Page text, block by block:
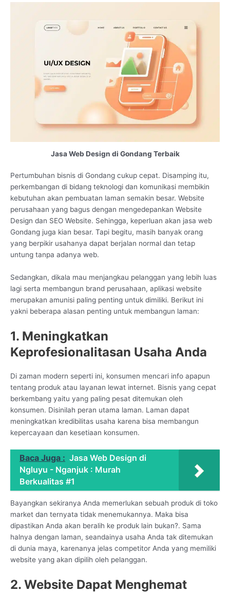
Jasa Web Design di Gondang Terbaik
Pertumbuhan bisnis di Gondang cukup cepat. Disamping itu,
perkembangan di bidang teknologi dan komunikasi membikin
kebutuhan akan pembuatan laman semakin besar. Website
perusahaan yang bagus dengan mengedepankan Website
Design dan SEO Website. Sehingga, keperluan akan jasa web
Gondang juga kian besar. Tapi begitu, masih banyak orang
yang berpikir usahanya dapat berjalan normal dan tetap
untung tanpa adanya web.
Sedangkan, dikala mau menjangkau pelanggan yang lebih luas
lagi serta membangun brand perusahaan, aplikasi website
merupakan amunisi paling penting untuk dimiliki. Berikut ini
yakni beberapa alasan penting untuk membangun laman:
1. Meningkatkan
Keprofesionalitasan Usaha Anda
Di zaman modern seperti ini, konsumen mencari info apapun
tentang produk atau layanan lewat internet. Bisnis yang cepat
berkembang yaitu yang paling pesat ditemukan oleh
konsumen. Disinilah peran utama laman. Laman dapat
meningkatkan kredibilitas usaha karena bisa membangun
kepercayaan dan kesetiaan konsumen.
Baca Juga : Jasa Web Design di
Ngluyu - Nganjuk : Murah
Berkualitas #1
Bayangkan sekiranya Anda memerlukan sebuah produk di toko
market dan ternyata tidak menemukannya. Maka bisa
dipastikan Anda akan beralih ke produk lain bukan?. Sama
halnya dengan laman, seandainya usaha Anda tak ditemukan
di dunia maya, karenanya jelas competitor Anda yang memiliki
website yang akan dipilih oleh pelanggan.
2. Website Dapat Menghemat